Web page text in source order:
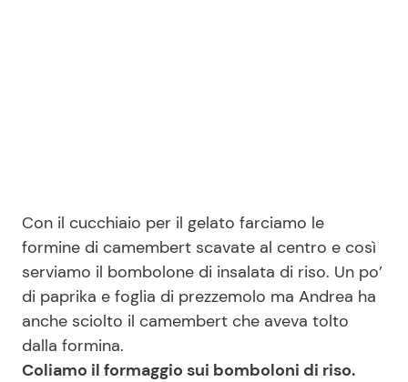
Con il cucchiaio per il gelato farciamo le
formine di camembert scavate al centro e così
serviamo il bombolone di insalata di riso. Un po’
di paprika e foglia di prezzemolo ma Andrea ha
anche sciolto il camembert che aveva tolto
dalla formina.
Coliamo il formaggio sui bomboloni di riso.